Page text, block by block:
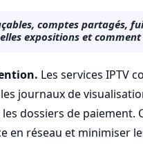
comptes partagés,
expositions et
Les services IPTV
journaux de
dossiers de
en réseau et minimiser